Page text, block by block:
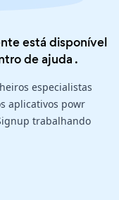
está disponível
de ajuda .
especialistas
aplicativos powr
trabalhando